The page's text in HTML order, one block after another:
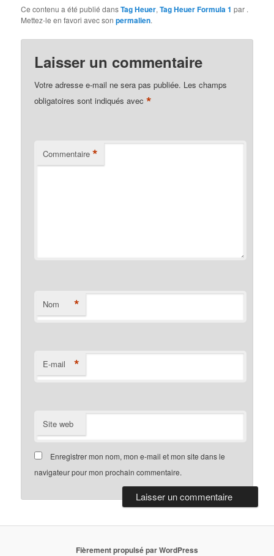
Ce contenu a été publié dansTag Heuer,Tag Heuer Formula 1 par .
Mettez-le en favori avec sonpermalien.
Laisser un commentaire
Votre adresse e-mail ne sera pas publiée. Les champs
obligatoires sont indiqués avec*
Commentaire *
Nom *
E-mail *
Site web
Enregistrer mon nom, mon e-mail et mon site dans le
navigateur pour mon prochain commentaire.
Fièrement propulsé par WordPress